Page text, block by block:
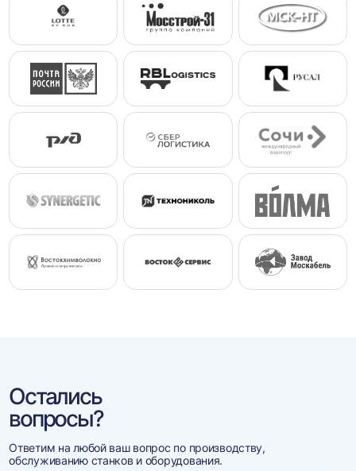
Остались
вопросы?
Ответим на любой ваш вопрос по производству,
обслуживанию станков и оборудования.